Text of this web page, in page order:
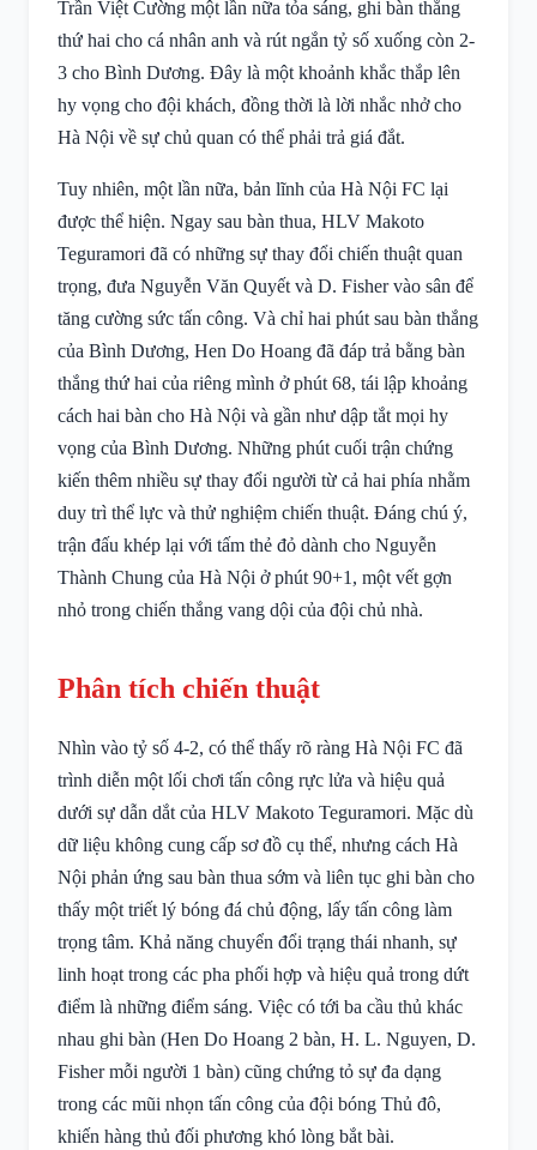
Trần Việt Cường một lần nữa tỏa sáng, ghi bàn thắng
thứ hai cho cá nhân anh và rút ngắn tỷ số xuống còn 2-
3 cho Bình Dương. Đây là một khoảnh khắc thắp lên
hy vọng cho đội khách, đồng thời là lời nhắc nhở cho
Hà Nội về sự chủ quan có thể phải trả giá đắt.
Tuy nhiên, một lần nữa, bản lĩnh của Hà Nội FC lại
được thể hiện. Ngay sau bàn thua, HLV Makoto
Teguramori đã có những sự thay đổi chiến thuật quan
trọng, đưa Nguyễn Văn Quyết và D. Fisher vào sân để
tăng cường sức tấn công. Và chỉ hai phút sau bàn thắng
của Bình Dương, Hen Do Hoang đã đáp trả bằng bàn
thắng thứ hai của riêng mình ở phút 68, tái lập khoảng
cách hai bàn cho Hà Nội và gần như dập tắt mọi hy
vọng của Bình Dương. Những phút cuối trận chứng
kiến thêm nhiều sự thay đổi người từ cả hai phía nhằm
duy trì thể lực và thử nghiệm chiến thuật. Đáng chú ý,
trận đấu khép lại với tấm thẻ đỏ dành cho Nguyễn
Thành Chung của Hà Nội ở phút 90+1, một vết gợn
nhỏ trong chiến thắng vang dội của đội chủ nhà.
Phân tích chiến thuật
Nhìn vào tỷ số 4-2, có thể thấy rõ ràng Hà Nội FC đã
trình diễn một lối chơi tấn công rực lửa và hiệu quả
dưới sự dẫn dắt của HLV Makoto Teguramori. Mặc dù
dữ liệu không cung cấp sơ đồ cụ thể, nhưng cách Hà
Nội phản ứng sau bàn thua sớm và liên tục ghi bàn cho
thấy một triết lý bóng đá chủ động, lấy tấn công làm
trọng tâm. Khả năng chuyển đổi trạng thái nhanh, sự
linh hoạt trong các pha phối hợp và hiệu quả trong dứt
điểm là những điểm sáng. Việc có tới ba cầu thủ khác
nhau ghi bàn (Hen Do Hoang 2 bàn, H. L. Nguyen, D.
Fisher mỗi người 1 bàn) cũng chứng tỏ sự đa dạng
trong các mũi nhọn tấn công của đội bóng Thủ đô,
khiến hàng thủ đối phương khó lòng bắt bài.